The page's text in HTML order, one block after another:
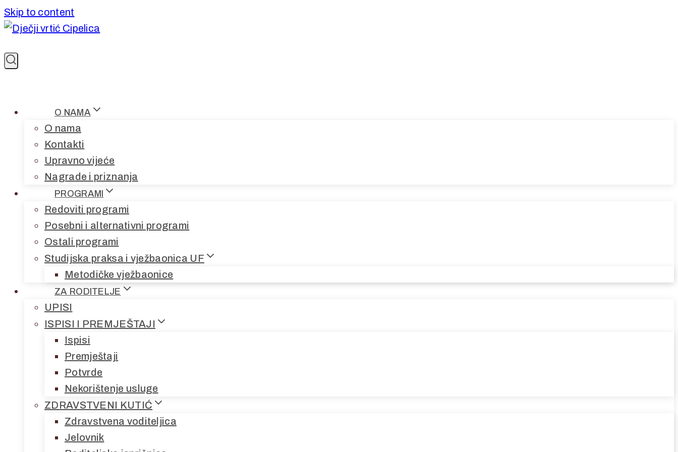
Skip to content
O NAMA
O nama
Kontakti
Upravno vijeće
Nagrade i priznanja
PROGRAMI
Redoviti programi
Posebni i alternativni programi
Ostali programi
Studijska praksa i vježbaonica UF
Metodičke vježbaonice
ZA RODITELJE
UPISI
ISPISI I PREMJEŠTAJI
Ispisi
Premještaji
Potvrde
Nekorištenje usluge
ZDRAVSTVENI KUTIĆ
Zdravstvena voditeljica
Jelovnik